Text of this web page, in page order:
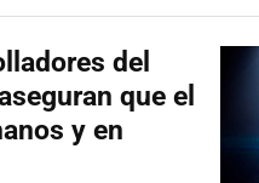
del
que el
y en